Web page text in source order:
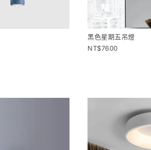
黑色星期五吊燈
7600